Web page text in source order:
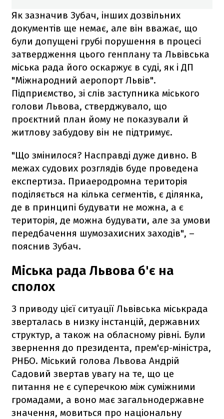
Як зазначив Зубач, інших дозвільних
документів ще немає, але він вважає, що
були допущені грубі порушення в процесі
затвердження цього генплану та Львівська
міська рада його оскаржує в суді, як і ДП
"Міжнародний аеропорт Львів".
Підприємство, зі слів заступника міського
голови Львова, стверджувало, що
проєктний план йому не показували й
житлову забудову він не підтримує.
"Що змінилося? Насправді дуже дивно. В
межах судових розглядів буде проведена
експертиза. Приаеродромна територія
поділяється на кілька сегментів, є ділянка,
де в принципі будувати не можна, а є
територія, де можна будувати, але за умови
передбачення шумозахисних заходів", –
пояснив Зубач.
Міська рада Львова б'є на
сполох
З приводу цієї ситуації Львівська міськрада
зверталась в низку інстанцій, державних
структур, а також на обласному рівні. Були
звернення до президента, прем'єр-міністра,
РНБО. Міський голова Львова Андрій
Садовий звертав увагу на те, що це
питання не є суперечкою між суміжними
громадами, а воно має загальнодержавне
значення, мовиться про національну